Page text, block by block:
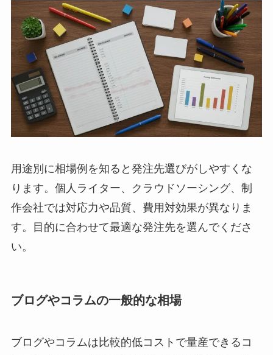
用途別に相場例を知ると発注先選びがしやすくな
ります。個人ライター、クラウドソーシング、制
作会社では対応力や品質、費用対効果が異なりま
す。目的に合わせて最適な発注先を選んでくださ
い。
ブログやコラムの一般的な相場
ブログやコラムは比較的低コストで量産できるコ